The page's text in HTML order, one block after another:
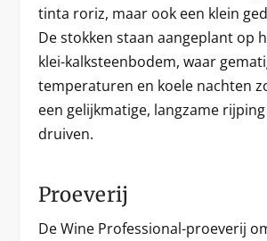
tinta roriz, maar ook een klein
De stokken staan aangeplant op
klei-kalksteenbodem, waar
temperaturen en koele nachten
een gelijkmatige, langzame
druiven.
Proeverij
De Wine Professional-proeverij